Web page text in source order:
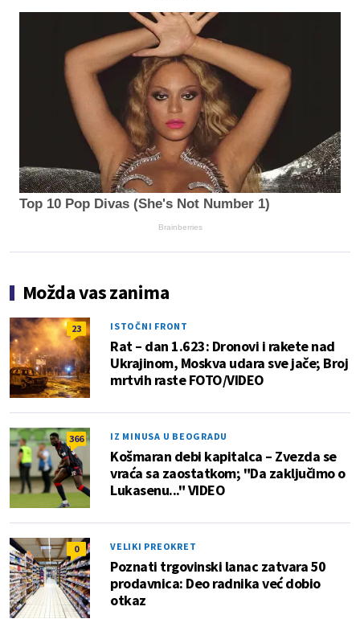
Top 10 Pop Divas (She's Not Number 1)
Brainberries
Možda vas zanima
23 ISTOČNI FRONT
Rat – dan 1.623: Dronovi i rakete nad
Ukrajinom, Moskva udara sve jače; Broj
mrtvih raste FOTO/VIDEO
366 IZ MINUSA U BEOGRADU
Košmaran debi kapitalca – Zvezda se
vraća sa zaostatkom; "Da zaključimo o
Lukasenu..." VIDEO
0 VELIKI PREOKRET
Poznati trgovinski lanac zatvara 50
prodavnica: Deo radnika već dobio
otkaz